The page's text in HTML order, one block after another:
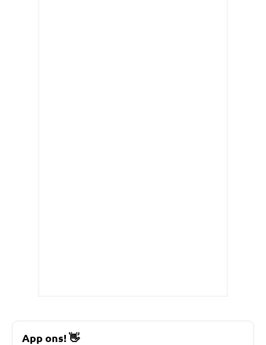
App ons!👋